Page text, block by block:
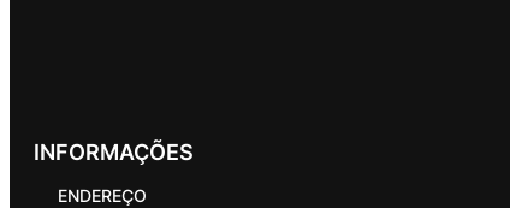
INFORMAÇÕES
ENDEREÇO